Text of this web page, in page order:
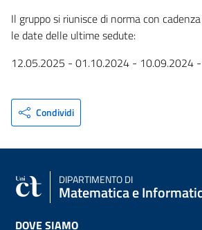
Il gruppo si riunisce di norma con
le date delle ultime sedute:
12.05.2025 - 01.10.2024 - 10.09.2024
Condividi
DIPARTIMENTO DI
Matematica e
DOVE SIAMO